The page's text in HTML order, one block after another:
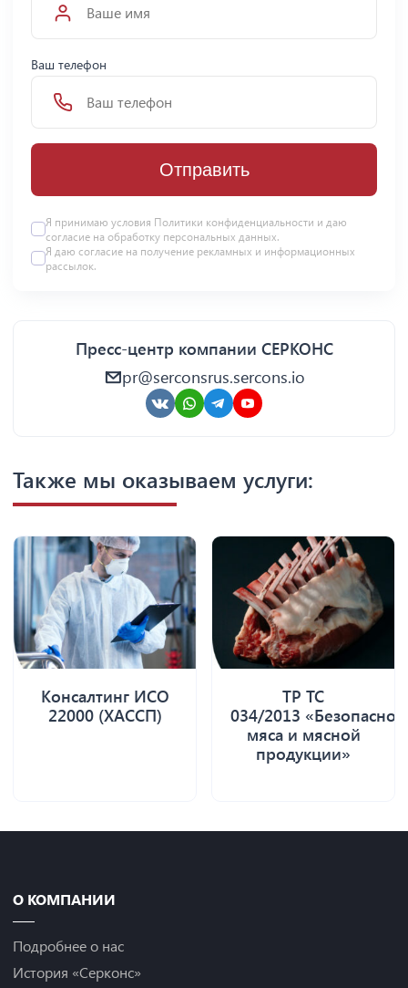
Ваш телефон
Отправить
Я принимаю условия Политики конфиденциальности и даю
согласие на обработку персональных данных.
Я даю согласие на получение рекламных и информационных
рассылок.
Пресс-центр компании СЕРКОНС
pr@serconsrus.sercons.io
Также мы оказываем услуги:
Консалтинг ИСО
22000 (ХАССП)
ТР ТС
034/2013
мяса и мясной
продукции»
О КОМПАНИИ
Подробнее о нас
История «Серконс»